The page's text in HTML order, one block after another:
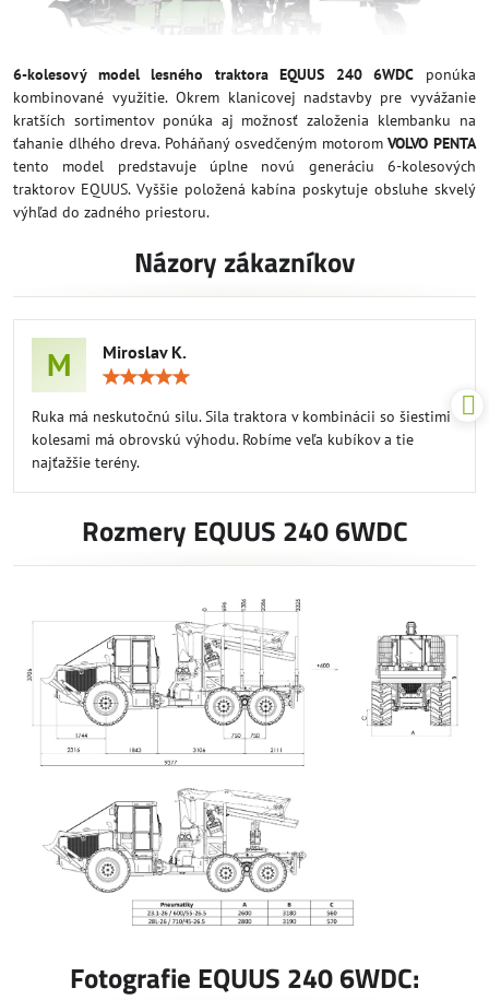
6-kolesový model lesného traktora EQUUS 240 6WDC ponúka
kombinované využitie. Okrem klanicovej nadstavby pre vyvážanie
kratších sortimentov ponúka aj možnosť založenia klembanku na
ťahanie dlhého dreva. Poháňaný osvedčeným motoromVOLVO PENTA
tento model predstavuje úplne novú generáciu 6-kolesových
traktorov EQUUS. Vyššie položená kabína poskytuje obsluhe skvelý
výhľad do zadného priestoru.
Názory zákazníkov
M Miroslav K.
5
Ruka má neskutočnú silu. Sila traktora v kombinácii so šiestimi
kolesami má obrovskú výhodu. Robíme veľa kubíkov a tie
najťažšie terény.
Rozmery EQUUS 240 6WDC
Fotografie EQUUS 240 6WDC: